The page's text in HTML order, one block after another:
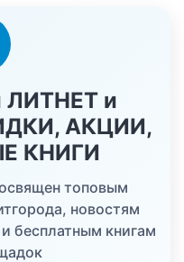
ЛИТНЕТ и
АКЦИИ,
КНИГИ
топовым
новостям
бесплатным книгам